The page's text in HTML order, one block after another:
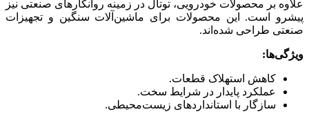
علاوه بر محصولات خودرویی، توتال در زمینه روانکارهای صنعتی نیز
پیشرو است. این محصولات برای ماشین‌آلات سنگین و تجهیزات
صنعتی طراحی شده‌اند.
ویژگی‌ها:
کاهش استهلاک قطعات.
عملکرد پایدار در شرایط سخت.
سازگار با استانداردهای زیست‌محیطی.